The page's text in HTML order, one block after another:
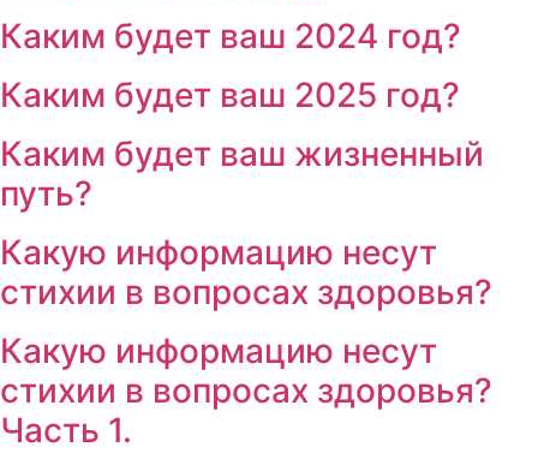
Каким будет ваш 2024 год?
Каким будет ваш 2025 год?
Каким будет ваш жизненный
путь?
Какую информацию несут
стихии в вопросах здоровья?
Какую информацию несут
стихии в вопросах здоровья?
Часть 1.